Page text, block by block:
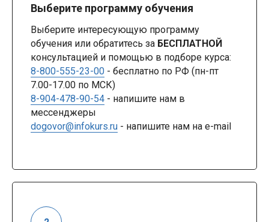
Выберите программу обучения
Выберите интересующую программу
обучения или обратитесь за БЕСПЛАТНОЙ
консультацией и помощью в подборе курса:
8-800-555-23-00 - бесплатно по РФ (пн-пт
7.00-17.00 по МСК)
8-904-478-90-54 - напишите нам в
мессенджеры
dogovor@infokurs.ru - напишите нам на e-mail